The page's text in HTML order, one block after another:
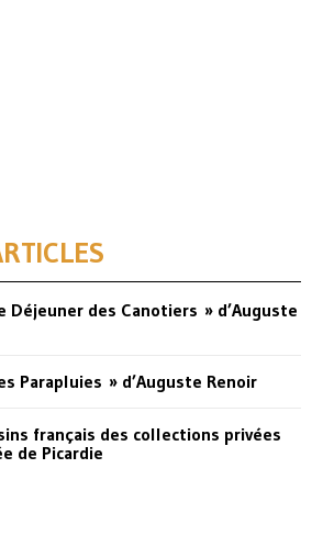
Déjeuner des Canotiers » d’Auguste
Parapluies » d’Auguste Renoir
français des collections privées
de Picardie